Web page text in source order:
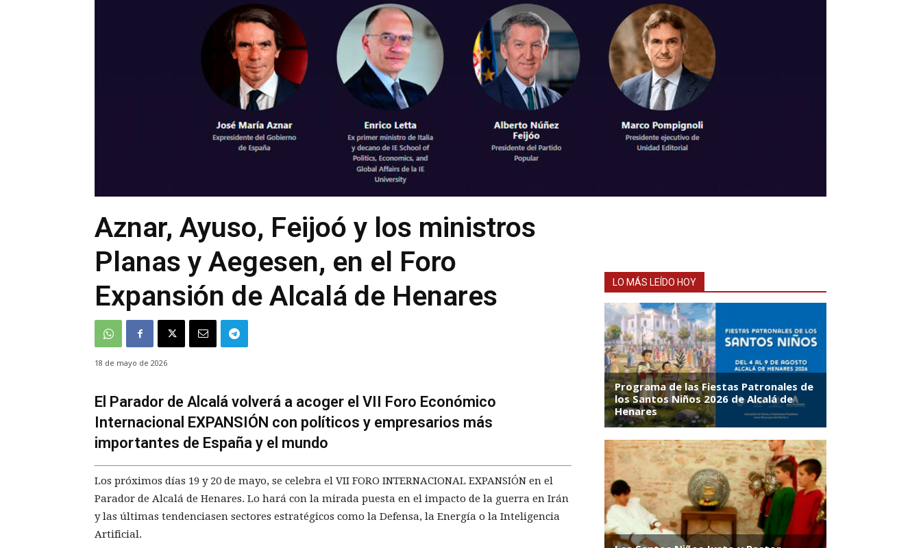
Aznar, Ayuso, Feijoó y los ministros
Planas y Aegesen, en el Foro
Expansión de Alcalá de Henares
18 de mayo de 2026
El Parador de Alcalá volverá a acoger el VII Foro Económico
Internacional EXPANSIÓN con políticos y empresarios más
importantes de España y el mundo
Los próximos días 19 y 20 de mayo, se celebra el VII FORO INTERNACIONAL EXPANSIÓN en el
Parador de Alcalá de Henares. Lo hará con la mirada puesta en el impacto de la guerra en Irán
y las últimas tendenciasen sectores estratégicos como la Defensa, la Energía o la Inteligencia
Artificial.
LO MÁS LEÍDO HOY